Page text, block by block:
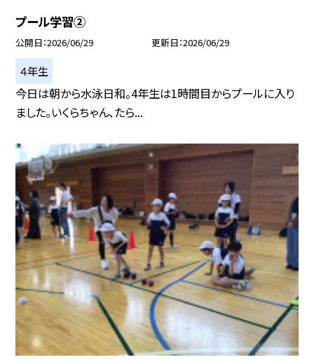
プール学習②
公開日 2026/06/29 更新日 2026/06/29
４年生
今日は朝から水泳日和。4年生は1時間目からプールに入り
ました。いくらちゃん、たら...